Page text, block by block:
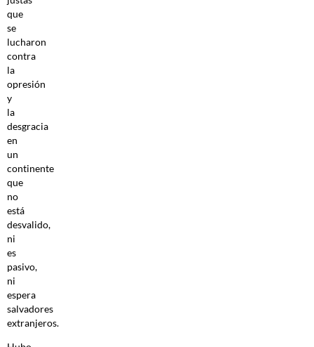
que
se
lucharon
contra
la
opresión
y
la
desgracia
en
un
continente
que
no
está
desvalido,
ni
es
pasivo,
ni
espera
salvadores
extranjeros.